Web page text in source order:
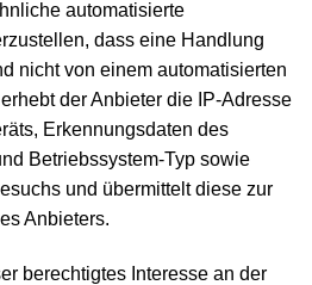
automatisierte
dass eine Handlung
nicht von einem automatisierten
der Anbieter die IP-Adresse
Erkennungsdaten des
Betriebssystem-Typ sowie
und übermittelt diese zur
Anbieters.
berechtigtes Interesse an der